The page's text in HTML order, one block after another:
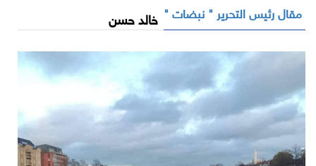
مقال رئيس التحرير " نبضات " خالد حسن